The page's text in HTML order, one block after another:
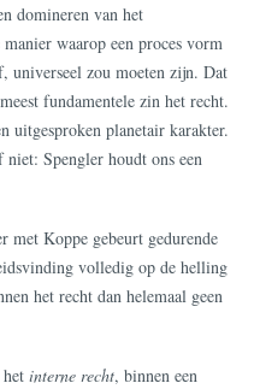
domineren van het
waarop een proces vorm
universeel zou moeten zijn. Dat
fundamentele zin het recht.
uitgesproken planetair karakter.
Spengler houdt ons een
met Koppe gebeurt gedurende
volledig op de helling
het recht dan helemaal geen
interne recht, binnen een